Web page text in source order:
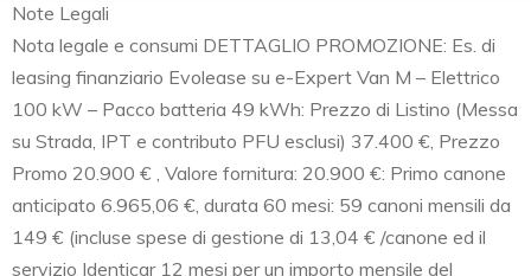
Note Legali
Nota legale e consumi DETTAGLIO PROMOZIONE: Es. di
leasing finanziario Evolease su e-Expert Van M – Elettrico
100 kW – Pacco batteria 49 kWh: Prezzo di Listino (Messa
su Strada, IPT e contributo PFU esclusi) 37.400 €, Prezzo
Promo 20.900 € , Valore fornitura: 20.900 €: Primo canone
anticipato 6.965,06 €, durata 60 mesi: 59 canoni mensili da
149 € (incluse spese di gestione di 13,04 € /canone ed il
servizio Identicar 12 mesi per un importo mensile del